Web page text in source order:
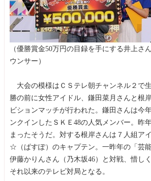
（優勝賞金50万円の目録を手にする井上さ
ウンサー）
大会の模様はＣＳテレ朝チャンネル２で
勝の前に女性アイドル、鎌田菜月さんと根
ビションマッチが行われた。鎌田さんは今
ンクインしたＳＫＥ48の人気メンバー。昨
まったそうだ。対する根岸さんは７人組ア
☆（ぱすぽ）のキャプテン。一昨年の「芸
伊藤かりんさん（乃木坂46）と対戦、惜し
それ以来のテレビ対局となる。